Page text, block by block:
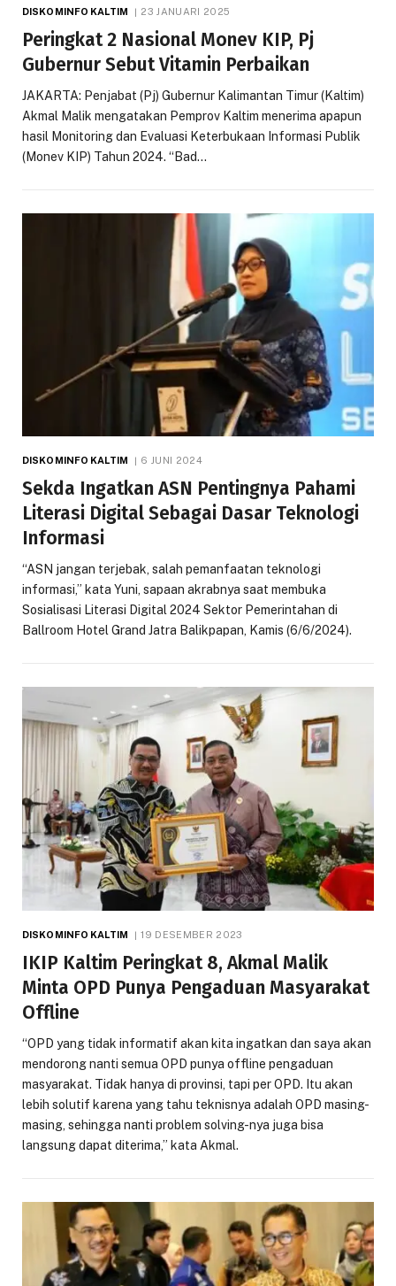
DISKOMINFO KALTIM 23 JANUARI 2025
Peringkat 2 Nasional Monev KIP, Pj
Gubernur Sebut Vitamin Perbaikan
JAKARTA: Penjabat (Pj) Gubernur Kalimantan Timur (Kaltim)
Akmal Malik mengatakan Pemprov Kaltim menerima apapun
hasil Monitoring dan Evaluasi Keterbukaan Informasi Publik
(Monev KIP) Tahun 2024. “Bad…
DISKOMINFO KALTIM 6 JUNI 2024
Sekda Ingatkan ASN Pentingnya Pahami
Literasi Digital Sebagai Dasar Teknologi
Informasi
“ASN jangan terjebak, salah pemanfaatan teknologi
informasi,” kata Yuni, sapaan akrabnya saat membuka
Sosialisasi Literasi Digital 2024 Sektor Pemerintahan di
Ballroom Hotel Grand Jatra Balikpapan, Kamis (6/6/2024).
DISKOMINFO KALTIM 19 DESEMBER 2023
IKIP Kaltim Peringkat 8, Akmal Malik
Minta OPD Punya Pengaduan Masyarakat
Offline
“OPD yang tidak informatif akan kita ingatkan dan saya akan
mendorong nanti semua OPD punya offline pengaduan
masyarakat. Tidak hanya di provinsi, tapi per OPD. Itu akan
lebih solutif karena yang tahu teknisnya adalah OPD masing-
masing, sehingga nanti problem solving-nya juga bisa
langsung dapat diterima,” kata Akmal.